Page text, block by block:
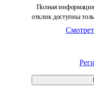
Полная
отклик доступны